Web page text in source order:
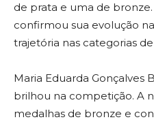
de prata e uma de
confirmou sua evolução
trajetória nas categorias
Maria Eduarda Gonçalves
brilhou na competição. A
medalhas de bronze e